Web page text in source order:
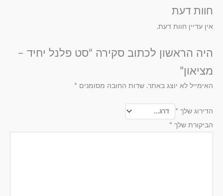
חוות דעת
אין עדיין חוות דעת.
היה הראשון לכתוב סקירה “סט פלנל יחיד –
מציאון”
האימייל לא יוצג באתר. שדות החובה מסומנים *
הדירוג שלך *
הביקורת שלך *